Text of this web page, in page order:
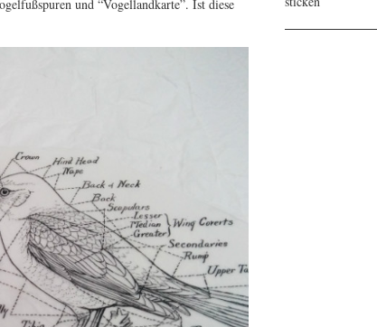
und “Vogellandkarte”. Ist diese